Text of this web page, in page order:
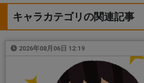
キャラカテゴリの関連記事
2026年08月06日 12:19